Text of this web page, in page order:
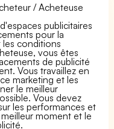
/ Acheteuse
publicitaires
pour la
les conditions
vous êtes
de publicité
Vous travaillez en
marketing et les
le meilleur
Vous devez
les performances et
moment et le